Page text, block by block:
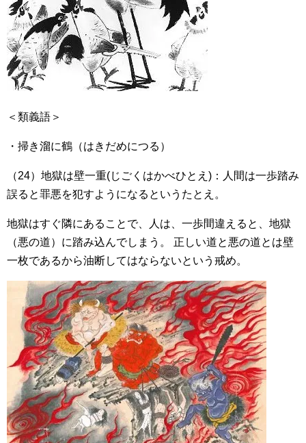
＜類義語＞
・掃き溜に鶴（はきだめにつる）
（24）地獄は壁一重(じごくはかべひとえ)：人間は一歩踏み
誤ると罪悪を犯すようになるというたとえ。
地獄はすぐ隣にあることで、人は、一歩間違えると、地獄
（悪の道）に踏み込んでしまう。 正しい道と悪の道とは壁
一枚であるから油断してはならないという戒め。